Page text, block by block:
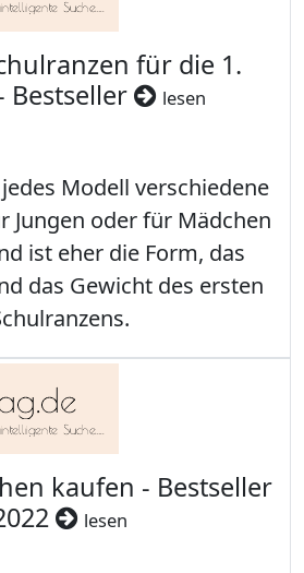
für die 1.
Bestseller
lesen
Modell verschiedene
Jungen oder für Mädchen
ist eher die Form, das
das Gewicht des ersten
kaufen - Bestseller
lesen